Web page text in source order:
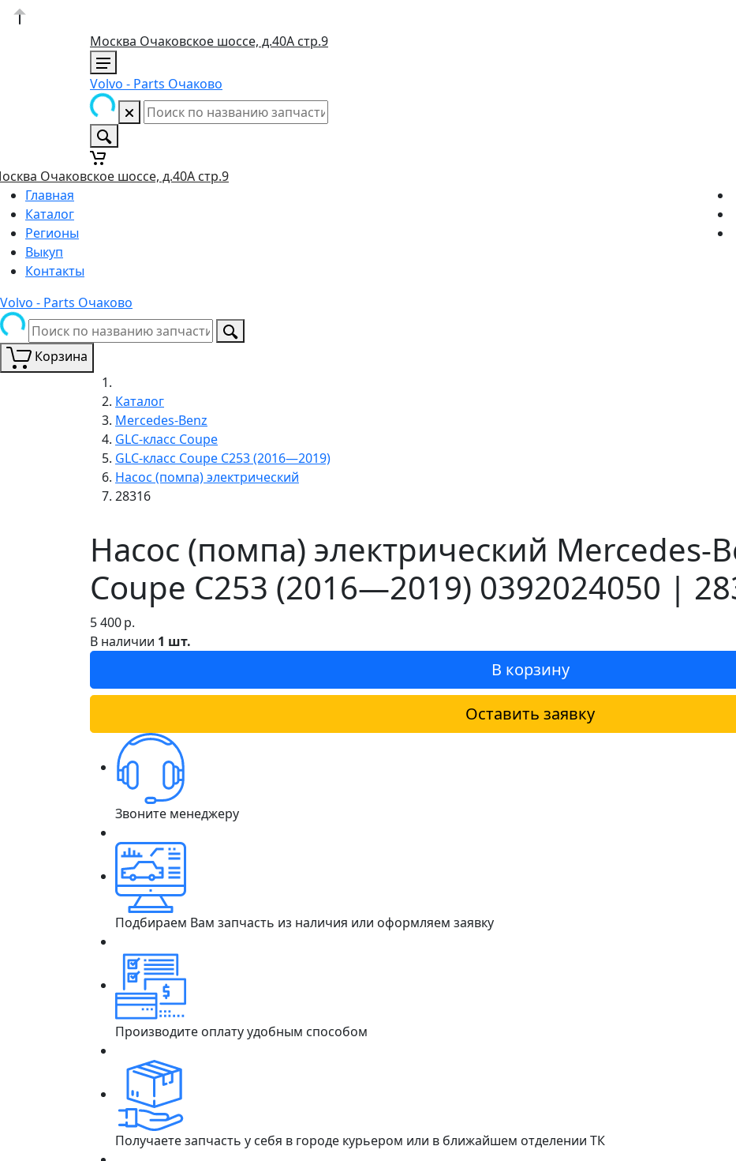
Москва Очаковское шоссе, д.40А стр.9
Volvo - Parts Очаково
Очаковское шоссе, д.40А стр.9
Главная
Каталог
Регионы
Выкуп
Контакты
Volvo - Parts Очаково
Корзина
Каталог
Mercedes-Benz
GLC-класс Coupe
GLC-класс Coupe C253 (2016—2019)
Насос (помпа) электрический
28316
Насос (помпа) электрический Mercedes-
Coupe C253 (2016—2019) 0392024050 |
5 400р.
В наличии 1 шт.
В корзину
Оставить заявку
Звоните менеджеру
Подбираем Вам запчасть из наличия или оформляем заявку
Производите оплату удобным способом
Получаете запчасть у себя в городе курьером или в ближайшем отделении ТК